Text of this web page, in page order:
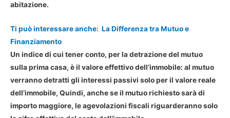
abitazione.
Ti può interessare anche: La Differenza tra Mutuo e
Finanziamento
Un indice di cui tener conto, per la detrazione del mutuo
sulla prima casa, è il valore effettivo dell’immobile: al mutuo
verranno detratti gli interessi passivi solo per il valore reale
dell’immobile, Quindi, anche se il mutuo richiesto sarà di
importo maggiore, le agevolazioni fiscali riguarderanno solo